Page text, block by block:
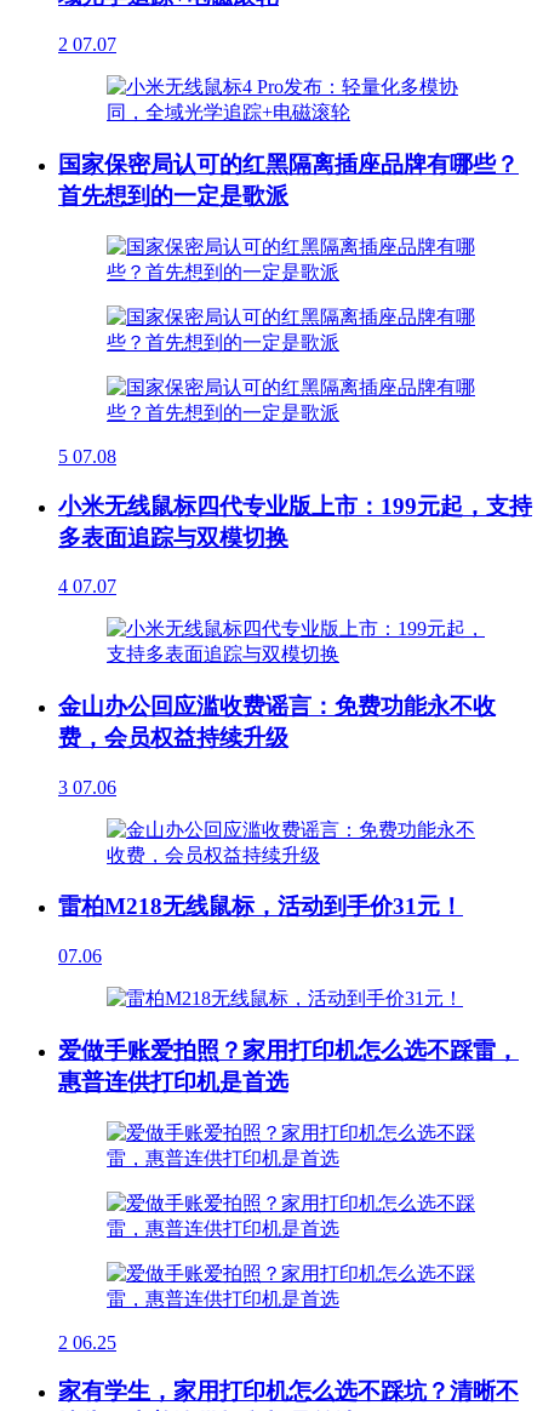
2 07.07
国家保密局认可的红黑隔离插座品牌有哪些？
首先想到的一定是歌派
5 07.08
小米无线鼠标四代专业版上市：199元起，支持
多表面追踪与双模切换
4 07.07
金山办公回应滥收费谣言：免费功能永不收
费，会员权益持续升级
3 07.06
雷柏M218无线鼠标，活动到手价31元！
07.06
爱做手账爱拍照？家用打印机怎么选不踩雷，
惠普连供打印机是首选
2 06.25
家有学生，家用打印机怎么选不踩坑？清晰不